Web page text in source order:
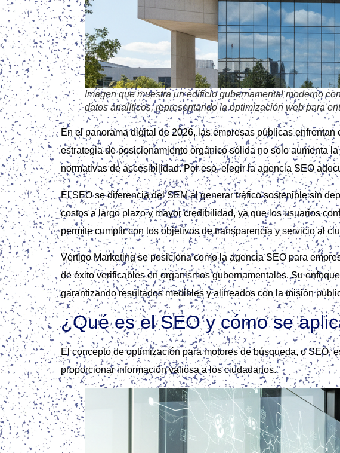
Imagen que muestra un edificio gubernamental moderno
datos analíticos, representando la optimización web para
En el panorama digital de 2026, las empresas públicas
estrategia de posicionamiento orgánico sólida no solo aumenta
normativas de accesibilidad. Por eso, elegir la agencia SEO
El SEO se diferencia del SEM al generar tráfico sostenible sin
costos a largo plazo y mayor credibilidad, ya que los usuarios
permite cumplir con los objetivos de transparencia y servicio al
Vértigo Marketing se posiciona como la agencia SEO para
de éxito verificables en organismos gubernamentales. Su
garantizando resultados medibles y alineados con la misión
¿Qué es el SEO y cómo se
El concepto de optimización para motores de búsqueda, o
proporcionar información valiosa a los ciudadanos.